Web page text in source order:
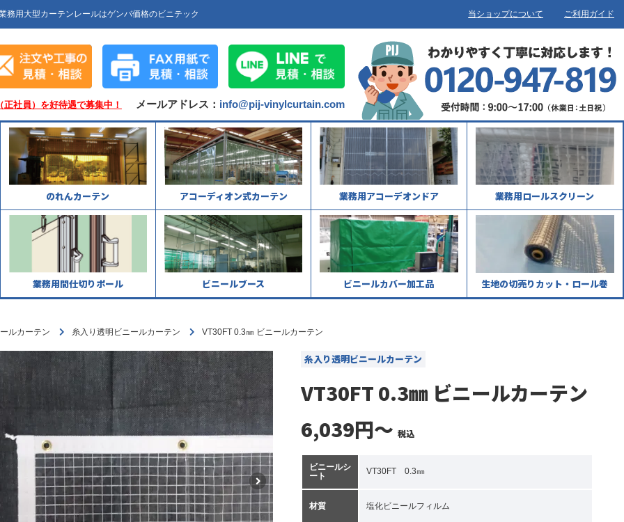
務用大型カーテンレールはゲンバ価格のビニテック 当ショップについて ご利用ガイド
正社員）を好待遇で募集中！ メールアドレス： info@pij-vinylcurtain.com
のれんカーテン アコーディオン式カーテン 業務用アコーデオンドア 業務用ロールスクリーン
業務用間仕切りポール ビニールブース ビニールカバー加工品 生地の切売りカット・ロール巻
ルカーテン 糸入り透明ビニールカーテン VT30FT 0.3㎜ ビニールカーテン
糸入り透明ビニールカーテン
VT30FT 0.3㎜ ビニールカーテン
6,039円～ 税込
ビニールシ
ート
VT30FT 0.3㎜
材質 塩化ビニールフィルム